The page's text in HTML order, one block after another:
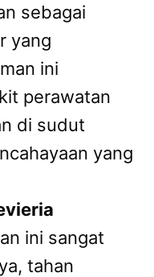
sebagai
yang
ini
perawatan
di sudut
yang
ini sangat
tahan